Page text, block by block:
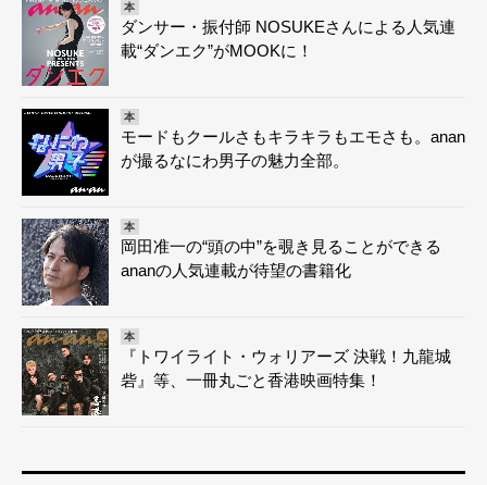
本
ダンサー・振付師 NOSUKEさんによる人気連
載“ダンエク”がMOOKに！
本
モードもクールさもキラキラもエモさも。anan
が撮るなにわ男子の魅力全部。
本
岡田准一の“頭の中”を覗き見ることができる
ananの人気連載が待望の書籍化
本
『トワイライト・ウォリアーズ 決戦！九龍城
砦』等、一冊丸ごと香港映画特集！